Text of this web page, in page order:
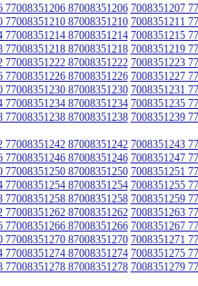
77008351206 87008351206 7008351207
77008351210 87008351210 7008351211
77008351214 87008351214 7008351215
77008351218 87008351218 7008351219
77008351222 87008351222 7008351223
77008351226 87008351226 7008351227
77008351230 87008351230 7008351231
77008351234 87008351234 7008351235
77008351238 87008351238 7008351239
77008351242 87008351242 7008351243
77008351246 87008351246 7008351247
77008351250 87008351250 7008351251
77008351254 87008351254 7008351255
77008351258 87008351258 7008351259
77008351262 87008351262 7008351263
77008351266 87008351266 7008351267
77008351270 87008351270 7008351271
77008351274 87008351274 7008351275
77008351278 87008351278 7008351279